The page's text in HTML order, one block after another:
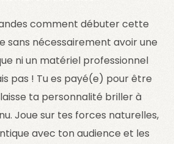
comment débuter cette
sans nécessairement avoir une
ni un matériel professionnel
pas ! Tu es payé(e) pour être
ta personnalité briller à
Joue sur tes forces naturelles,
avec ton audience et les